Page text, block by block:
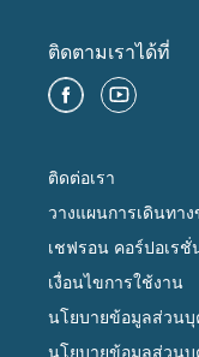
ติดตามเราได้ที่
ติดต่อเรา
วางแผนการเดินทา
เชฟรอน คอร์ปอเรชั่
เงื่อนไขการใช้งาน
นโยบายข้อมูลส่วน
นโยบายข้อมูลส่วนบุ